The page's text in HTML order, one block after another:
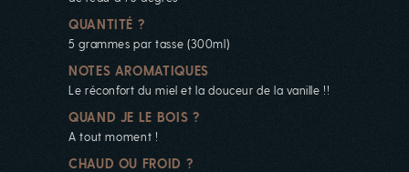
QUANTITÉ ?
5 grammes par tasse (300ml)
NOTES AROMATIQUES
Le réconfort du miel et la douceur de la vanille !!
QUAND JE LE BOIS ?
A tout moment !
CHAUD OU FROID ?